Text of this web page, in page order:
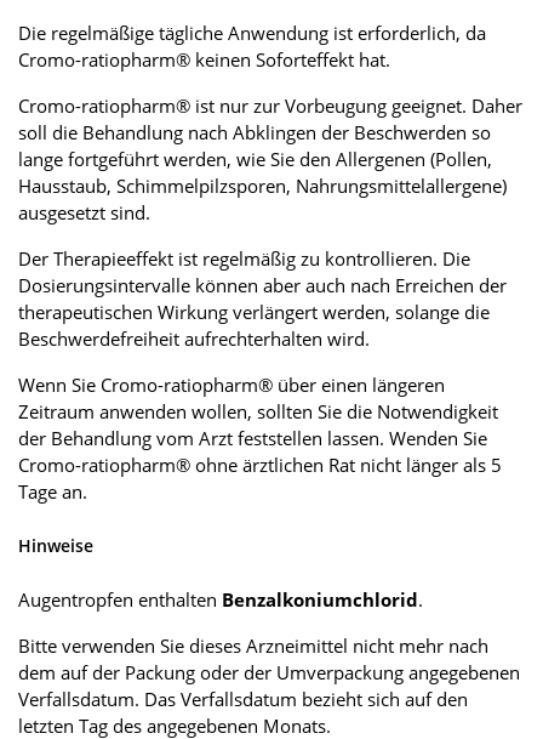
Die regelmäßige tägliche Anwendung ist erforderlich, da
Cromo-ratiopharm® keinen Soforteffekt hat.
Cromo-ratiopharm® ist nur zur Vorbeugung geeignet. Daher
soll die Behandlung nach Abklingen der Beschwerden so
lange fortgeführt werden, wie Sie den Allergenen (Pollen,
Hausstaub, Schimmelpilzsporen, Nahrungsmittelallergene)
ausgesetzt sind.
Der Therapieeffekt ist regelmäßig zu kontrollieren. Die
Dosierungsintervalle können aber auch nach Erreichen der
therapeutischen Wirkung verlängert werden, solange die
Beschwerdefreiheit aufrechterhalten wird.
Wenn Sie Cromo-ratiopharm® über einen längeren
Zeitraum anwenden wollen, sollten Sie die Notwendigkeit
der Behandlung vom Arzt feststellen lassen. Wenden Sie
Cromo-ratiopharm® ohne ärztlichen Rat nicht länger als 5
Tage an.
Hinweise
Augentropfen enthalten Benzalkoniumchlorid.
Bitte verwenden Sie dieses Arzneimittel nicht mehr nach
dem auf der Packung oder der Umverpackung angegebenen
Verfallsdatum. Das Verfallsdatum bezieht sich auf den
letzten Tag des angegebenen Monats.